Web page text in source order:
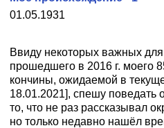
01.05.1931
Ввиду некоторых важных
прошедшего в 2016 г. моего
кончины, ожидаемой в
18.01.2021], спешу поведать
то, что не раз рассказывал
но только недавно нашёл